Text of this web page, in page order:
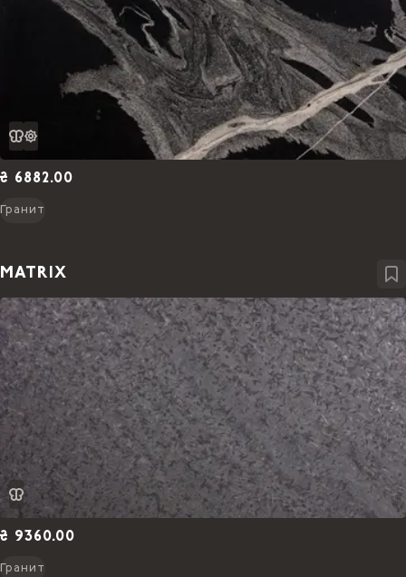
₴ 6882.00
Гранит
MATRIX
₴ 9360.00
Гранит